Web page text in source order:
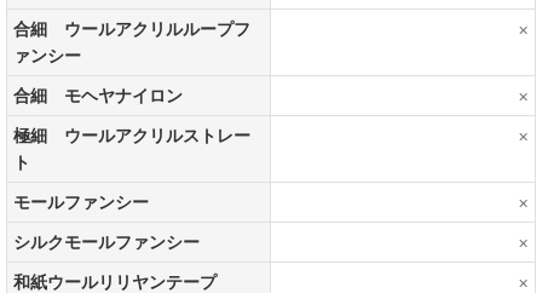
合細 ウールアクリルループフ
ァンシー
×
合細 モヘヤナイロン
×
極細 ウールアクリルストレー
ト
×
モールファンシー
×
シルクモールファンシー
×
和紙ウールリリヤンテープ
×